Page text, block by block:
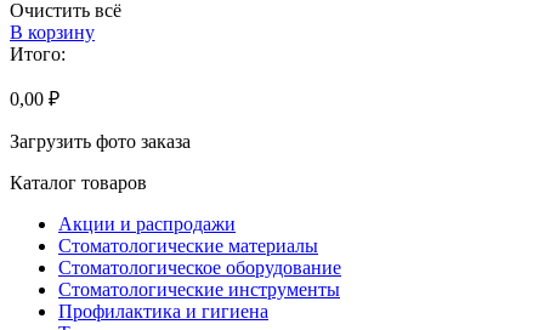
Очистить всё
В корзину
Итого:
0,00 ₽
Загрузить фото заказа
Каталог товаров
Акции и распродажи
Стоматологические материалы
Стоматологическое оборудование
Стоматологические инструменты
Профилактика и гигиена